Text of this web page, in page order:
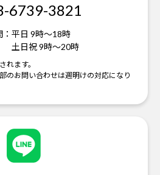
6739-3821
平日 9時～18時
土日祝 9時～20時
れます。
のお問い合わせは週明けの対応になり